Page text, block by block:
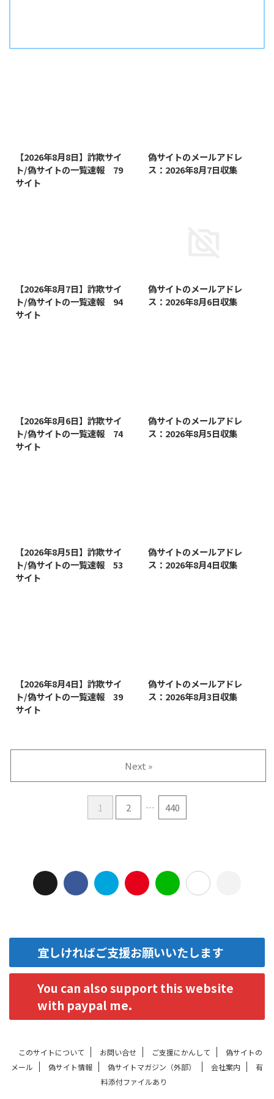
【2026年8月8日】詐欺サイ
ト/偽サイトの一覧速報 79
サイト
偽サイトのメールアドレ
ス：2026年8月7日収集
【2026年8月7日】詐欺サイ
ト/偽サイトの一覧速報 94
サイト
偽サイトのメールアドレ
ス：2026年8月6日収集
【2026年8月6日】詐欺サイ
ト/偽サイトの一覧速報 74
サイト
偽サイトのメールアドレ
ス：2026年8月5日収集
【2026年8月5日】詐欺サイ
ト/偽サイトの一覧速報 53
サイト
偽サイトのメールアドレ
ス：2026年8月4日収集
【2026年8月4日】詐欺サイ
ト/偽サイトの一覧速報 39
サイト
偽サイトのメールアドレ
ス：2026年8月3日収集
1 2 … 440
Next »
宜しければご支援お願いいたします
You can also support this website
with paypal me.
このサイトについて お問い合せ ご支援にかんして
偽サイトの
メール
偽サイト情報 偽サイトマガジン（外部） 会社案内
有
料添付ファイルあり